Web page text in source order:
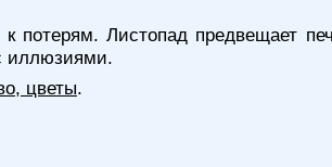
потерям. Листопад предвещает
иллюзиями.
цветы.